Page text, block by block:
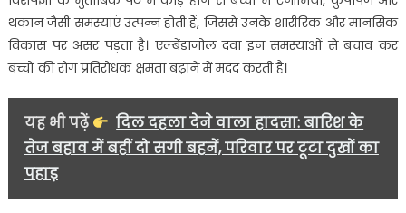
थकान जैसी समस्याएं उत्पन्न होती हैं, जिससे उनके शारीरिक और मानसिक
विकास पर असर पड़ता है। एल्बेंडाजोल दवा इन समस्याओं से बचाव कर
बच्चों की रोग प्रतिरोधक क्षमता बढ़ाने में मदद करती है।
यह भी पढ़ें
दिल दहला देने वाला हादसा: बारिश के
तेज बहाव में बहीं दो सगी बहनें, परिवार पर टूटा दुखों का
पहाड़